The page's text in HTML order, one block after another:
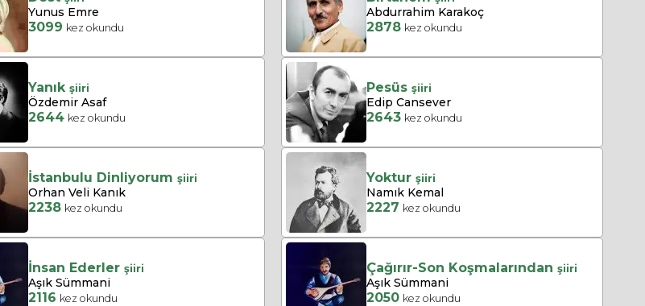
Yunus Emre
3099 kez okundu
Abdurrahim Karakoç
2878 kez okundu
Yanık şiiri
Özdemir Asaf
2644 kez okundu
Pesüs şiiri
Edip Cansever
2643 kez okundu
İstanbulu Dinliyorum şiiri
Orhan Veli Kanık
2238 kez okundu
Yoktur şiiri
Namık Kemal
2227 kez okundu
İnsan Ederler şiiri
Aşık Sümmani
2116 kez okundu
Çağırır-Son Koşmalarından şiiri
Aşık Sümmani
2050 kez okundu